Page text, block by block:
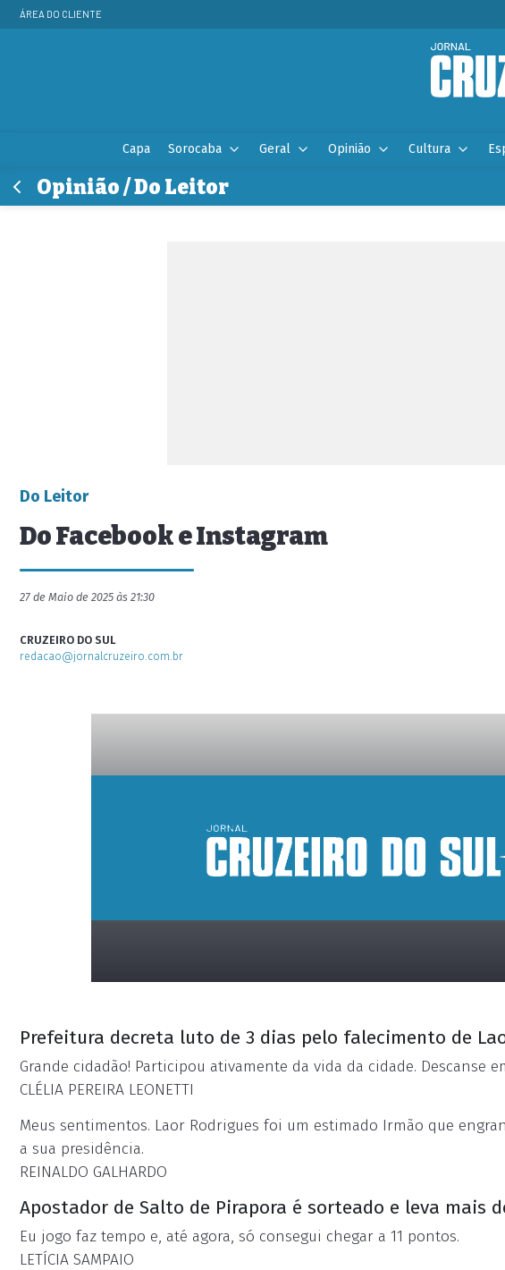
ÁREA DO CLIENTE
Capa Sorocaba Geral Opinião Cultura
Opinião / Do Leitor
Do Leitor
Do Facebook e Instagram
27 de Maio de 2025 às 21:30
CRUZEIRO DO SUL
redacao@jornalcruzeiro.com.br
placeholder
Prefeitura decreta luto de 3 dias pelo falecimento de
Grande cidadão! Participou ativamente da vida da cidade. Descanse
CLÉLIA PEREIRA LEONETTI
Meus sentimentos. Laor Rodrigues foi um estimado Irmão que
a sua presidência.
REINALDO GALHARDO
Apostador de Salto de Pirapora é sorteado e leva mais
Eu jogo faz tempo e, até agora, só consegui chegar a 11 pontos.
LETÍCIA SAMPAIO